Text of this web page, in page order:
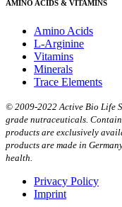
AMINO ACIDS & VITAMINS
Amino Acids
L-Arginine
Vitamins
Minerals
Trace Elements
© 2009-2022 Active Bio Life
grade nutraceuticals.
products are exclusively
products are made in
health.
Privacy Policy
Imprint